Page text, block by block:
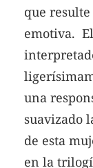
que
emotiva.
una
suavizado
de esta
en la